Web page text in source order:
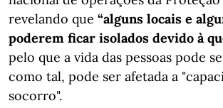
revelando que “alguns locais e
poderem ficar isolados devido à
pelo que a vida das pessoas pode
como tal, pode ser afetada a
socorro".